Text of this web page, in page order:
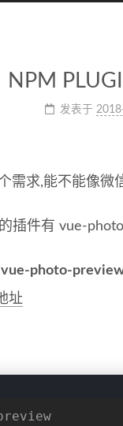
NPM
发表于
需求,能不能像
插件有 vue-
vue-photo-
址